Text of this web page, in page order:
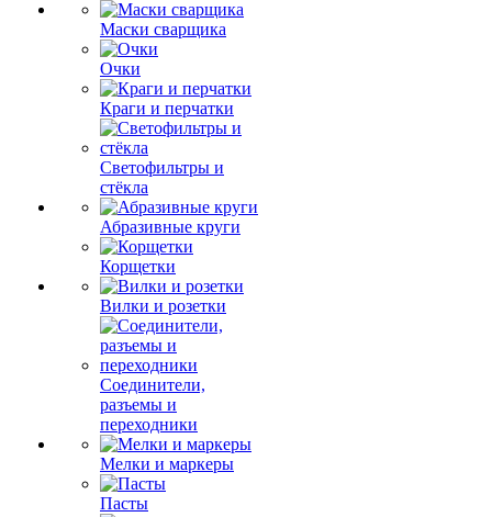
Маски сварщика
Очки
Краги и перчатки
Светофильтры и
стёкла
Абразивные круги
Корщетки
Вилки и розетки
Соединители,
разъемы и
переходники
Мелки и маркеры
Пасты